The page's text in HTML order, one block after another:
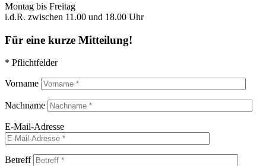
Montag bis Freitag
i.d.R. zwischen 11.00 und 18.00 Uhr
Für eine kurze Mitteilung!
* Pflichtfelder
Vorname
Nachname
E-Mail-Adresse
Betreff